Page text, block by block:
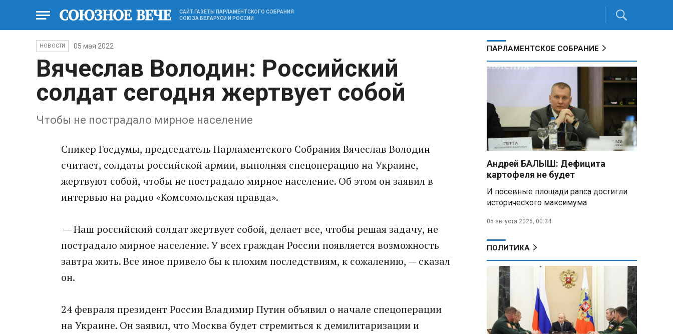
САЙТ ГАЗЕТЫ ПАРЛАМЕНТСКОГО СОБРАНИЯ
СОЮЗА БЕЛАРУСИ И РОССИИ
НОВОСТИ 05 мая 2022
Вячеслав Володин: Российский
солдат сегодня жертвует собой
Чтобы не пострадало мирное население
Спикер Госдумы, председатель Парламентского Собрания Вячеслав Володин
считает, солдаты российской армии, выполняя спецоперацию на Украине,
жертвуют собой, чтобы не пострадало мирное население. Об этом он заявил в
интервью на радио «Комсомольская правда».
— Наш российский солдат жертвует собой, делает все, чтобы решая задачу, не
пострадало мирное население. У всех граждан России появляется возможность
завтра жить. Все иное привело бы к плохим последствиям, к сожалению, — сказал
он.
24 февраля президент России Владимир Путин объявил о начале спецоперации
на Украине. Он зaявил, что Мoсква будет стремиться к демилитаризации и
ПАРЛАМЕНТСКОЕ СОБРАНИЕ
Андрей БАЛЫШ: Дефицита
картофеля не будет
И посевные площади рапса достигли
исторического максимума
05 августа 2026, 00:34
ПОЛИТИКА